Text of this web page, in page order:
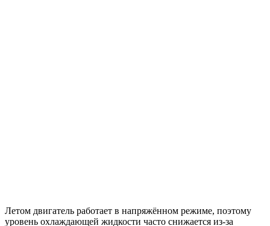
Летом двигатель работает в напряжённом режиме, поэтому
уровень охлаждающей жидкости часто снижается из-за